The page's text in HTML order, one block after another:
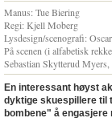
Manus: Tue Biering
Regi: Kjell Moberg
Lysdesign/scenografi:
På scenen (i alfabetisk
Sebastian Skytterud
En interessant høyst
dyktige skuespillere til
bombene" å engasjere